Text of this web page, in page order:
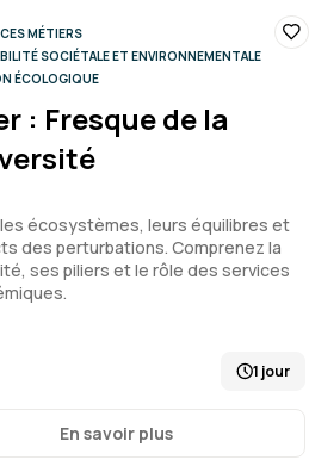
MÉTIERS
SOCIÉTALE ET ENVIRONNEMENTALE
ÉCOLOGIQUE
: Fresque de la
écosystèmes, leurs équilibres et
des perturbations. Comprenez la
ses piliers et le rôle des services
1 jour
En savoir plus